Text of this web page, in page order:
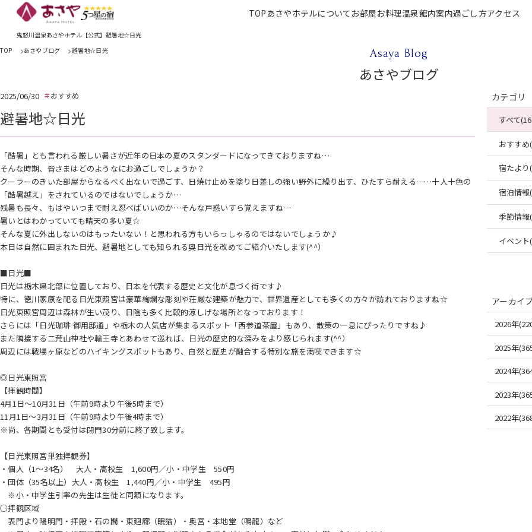
TOP あさやホテルについて お部屋お料理温泉館内案内過ごし方アクセス
鬼怒川温泉あさやホテル【公式】避暑地☆日光
TOP あさやブログ 避暑地☆日光 Asaya Blog
あさやブログ
2025/06/30 おすすめ
避暑地☆日光
「酷暑」とも言われる厳しい暑さが近年の日本の夏のスタンダードになってきておりますね…
そんな時期、皆さまはどのようなにお過ごしでしょうか？
クーラーのきいた部屋からなるべく出ないで過ごす、日焼け止めを塗り日差しの強い野外に繰り出す、ひたすら耐える……十人十色の
「酷暑越え」をされているのではないでしょうか…
残暑も長々、もはやいつまで耐え忍べばいいのか…そんな戸惑いすら覚えますね…
暑いとはわかっていても晴天の多い夏☆
そんな夏に外出しないのはもったいない！と思われる方もいらっしゃるのではないでしょうか♪
本日は自然に囲まれた日光、避暑地としても知られる奥日光を改めてご紹介いたします(^^）
■日光■
日光は栃木県北部に位置しており、日本を代表する歴史と文化が息づく街です♪
特に、徳川家康を祀る日光東照宮は豪華絢爛な彫刻や荘厳な建築が魅力で、世界遺産としても多くの方々が訪れておりますね☆
日光東照宮周辺は森林が生い茂り、日陰も多く比較的涼しげな場所となっております！
さらには「日光珈琲 御用邸通」や栃木の人気店が集まるスポット「西参道茶屋」もあり、散策の一息にぴったりですね♪
また隣接する二荒山神社や輪王寺とあわせて巡れば、日光の歴史的な深みをより感じられます(^^）
周辺には戦場ヶ原などのハイキングスポットもあり、自然と歴史が融合する特別な旅を満喫できます☆
◎日光東照宮
【拝観時間】
4月1日～10月31日（午前9時より午後5時まで）
11月1日～3月31日（午前9時より午後4時まで）
※尚、各期間とも受付は閉門30分前に終了致します。
【日光東照宮単独拝観券】
・個人（1～34名） 大人・高校生 1,600円／小・中学生 550円
・団体（35名以上）大人・高校生 1,440円／小・中学生 495円
※小・中学生引率の先生は生徒と同額になります。
○拝観区域
表門より陽明門・拝殿・石の間・東廻廊（眠猫）・奥宮・本地堂（鳴龍）など
カテゴリ
すべて
おすすめ
宿たより
宿泊情報
季節情報
イベント
アーカイ
2026年
2025年
2024年
2023年
2022年